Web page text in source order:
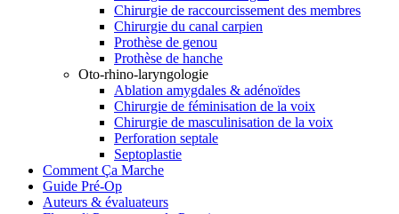
Chirurgie de raccourcissement des membres
Chirurgie du canal carpien
Prothèse de genou
Prothèse de hanche
Oto-rhino-laryngologie
Ablation amygdales & adénoïdes
Chirurgie de féminisation de la voix
Chirurgie de masculinisation de la voix
Perforation septale
Septoplastie
Comment Ça Marche
Guide Pré-Op
Auteurs & évaluateurs